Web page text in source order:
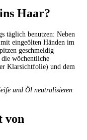
ins Haar?
täglich benutzen: Neben
mit eingeölten Händen im
geschmeidig
die wöchentliche
Klarsichtfolie) und dem
und Öl neutralisieren
von